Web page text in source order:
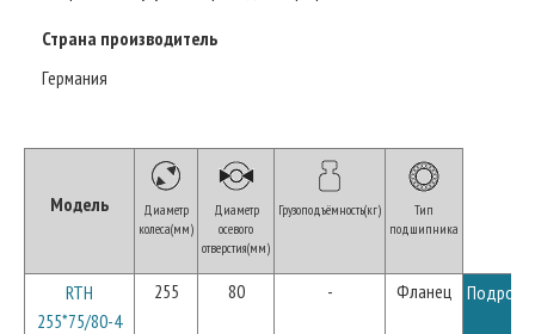
Страна производитель
Германия
Модель
Диаметр
колеса(мм)
Диаметр
осевого
отверстия(мм)
Грузоподъёмность(кг)
Тип
подшипника
RTH
255*75/80-4
255 80 - Фланец